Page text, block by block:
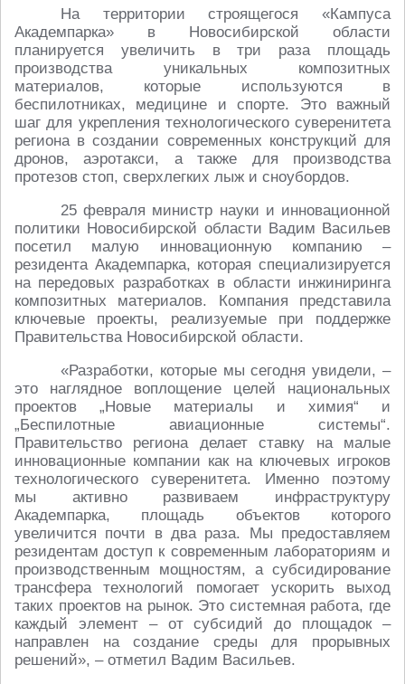
На территории строящегося «Кампуса
Академпарка» в Новосибирской области
планируется увеличить в три раза площадь
производства уникальных композитных
материалов, которые используются в
беспилотниках, медицине и спорте. Это важный
шаг для укрепления технологического суверенитета
региона в создании современных конструкций для
дронов, аэротакси, а также для производства
протезов стоп, сверхлегких лыж и сноубордов.
25 февраля министр науки и инновационной
политики Новосибирской области Вадим Васильев
посетил малую инновационную компанию –
резидента Академпарка, которая специализируется
на передовых разработках в области инжиниринга
композитных материалов. Компания представила
ключевые проекты, реализуемые при поддержке
Правительства Новосибирской области.
«Разработки, которые мы сегодня увидели, –
это наглядное воплощение целей национальных
проектов „Новые материалы и химия“ и
„Беспилотные авиационные системы“.
Правительство региона делает ставку на малые
инновационные компании как на ключевых игроков
технологического суверенитета. Именно поэтому
мы активно развиваем инфраструктуру
Академпарка, площадь объектов которого
увеличится почти в два раза. Мы предоставляем
резидентам доступ к современным лабораториям и
производственным мощностям, а субсидирование
трансфера технологий помогает ускорить выход
таких проектов на рынок. Это системная работа, где
каждый элемент – от субсидий до площадок –
направлен на создание среды для прорывных
решений», – отметил Вадим Васильев.